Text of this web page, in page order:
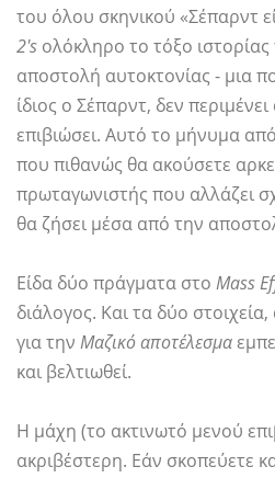
του όλου σκηνικού «Σέπαρντ
2's ολόκληρο το τόξο ιστορίας
αποστολή αυτοκτονίας - μια
ίδιος ο Σέπαρντ, δεν
επιβιώσει. Αυτό το μήνυμα
που πιθανώς θα ακούσετε
πρωταγωνιστής που αλλάζει
θα ζήσει μέσα από την
Είδα δύο πράγματα στο Mass
διάλογος. Και τα δύο
για την Μαζικό αποτέλεσμα
και βελτιωθεί.
Η μάχη (το ακτινωτό μενού
ακριβέστερη. Εάν σκοπεύετε